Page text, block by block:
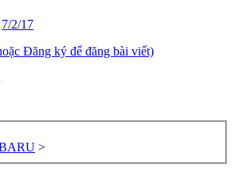
7/2/17
Đăng ký để đăng bài viết)
>